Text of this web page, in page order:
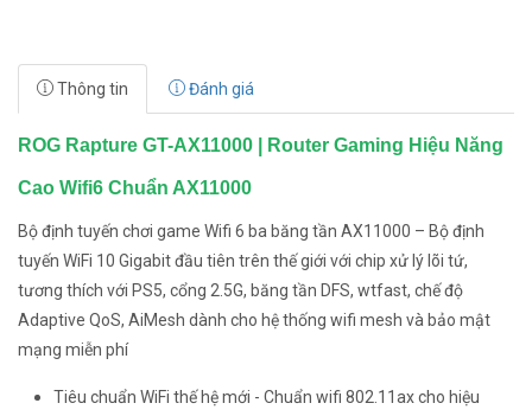
Thông tin Đánh giá
ROG Rapture GT-AX11000 | Router Gaming Hiệu Năng
Cao Wifi6 Chuẩn AX11000
Bộ định tuyến chơi game Wifi 6 ba băng tần AX11000 – Bộ định
tuyến WiFi 10 Gigabit đầu tiên trên thế giới với chip xử lý lõi tứ,
tương thích với PS5, cổng 2.5G, băng tần DFS, wtfast, chế độ
Adaptive QoS, AiMesh dành cho hệ thống wifi mesh và bảo mật
mạng miễn phí
Tiêu chuẩn WiFi thế hệ mới - Chuẩn wifi 802.11ax cho hiệu